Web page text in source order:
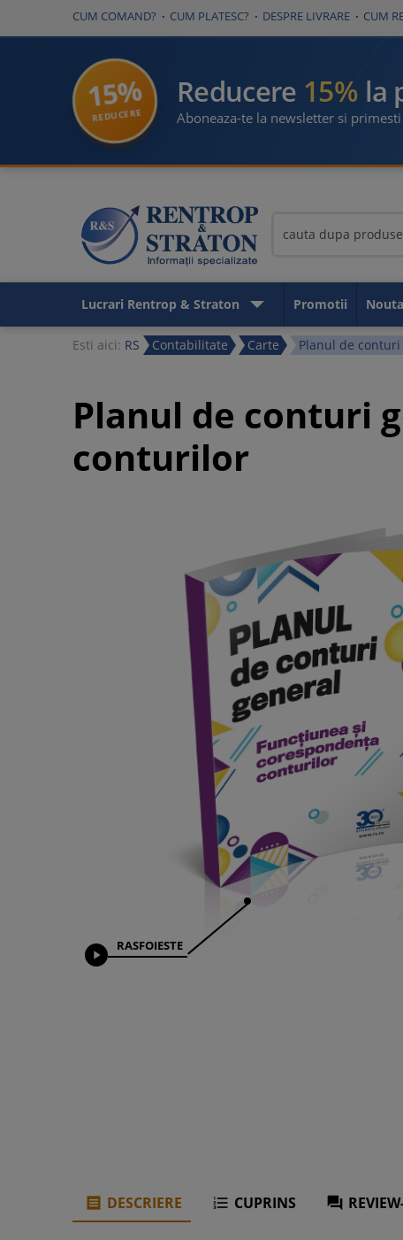
CUM COMAND? CUM PLATESC? DESPRE LIVRARE CUM
15%
REDUCERE
Reducere 15% la
Aboneaza-te la newsletter si
Lucrari Rentrop & Straton Promotii
Esti aici: RS Contabilitate Carte Planul de
Planul de conturi
conturilor

RASFOIESTE
 DESCRIERE  CUPRINS 